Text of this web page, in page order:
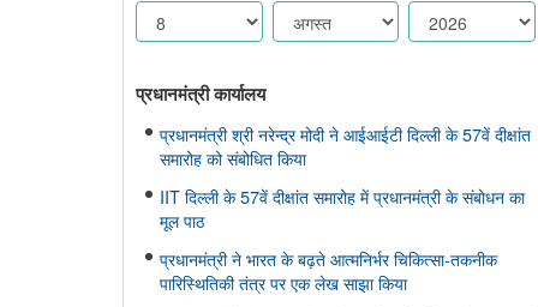
प्रधानमंत्री कार्यालय
प्रधानमंत्री श्री नरेन्द्र मोदी ने आईआईटी दिल्ली के 57वें दीक्षांत
समारोह को संबोधित किया
IIT दिल्ली के 57वें दीक्षांत समारोह में प्रधानमंत्री के संबोधन का
मूल पाठ
प्रधानमंत्री ने भारत के बढ़ते आत्मनिर्भर चिकित्सा-तकनीक
पारिस्थितिकी तंत्र पर एक लेख साझा किया